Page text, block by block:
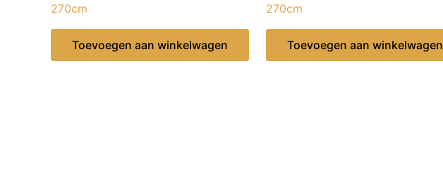
270cm
Toevoegen aan winkelwagen
270cm
Toevoegen aan winkelwagen